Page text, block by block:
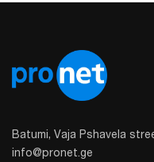
Batumi, Vaja Pshavela
info@pronet.ge